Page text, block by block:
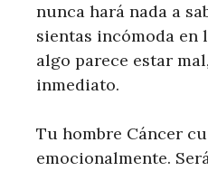
nunca hará nada a
sientas incómoda en
algo parece estar
inmediato.
Tu hombre Cáncer
emocionalmente.